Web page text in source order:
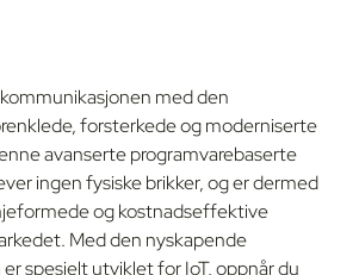
med den
forsterkede og moderniserte
avanserte programvarebaserte
ingen fysiske brikker, og er dermed
og kostnadseffektive
Med den nyskapende
spesielt utviklet for IoT, oppnår du